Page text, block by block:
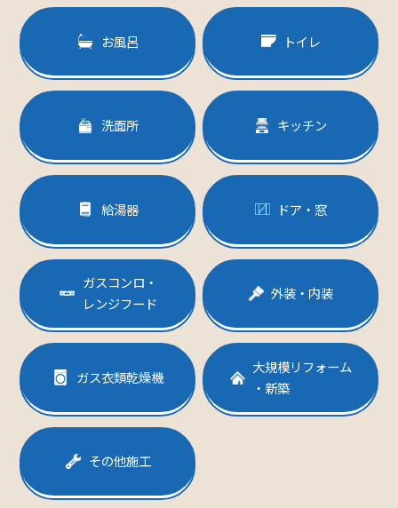
お風呂 トイレ
洗面所 キッチン
給湯器 ドア・窓
ガスコンロ・
レンジフード
外装・内装
ガス衣類乾燥機
大規模リフォーム
・新築
その他施工